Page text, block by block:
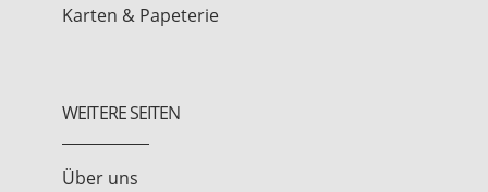
Karten & Papeterie
WEITERE SEITEN
Über uns